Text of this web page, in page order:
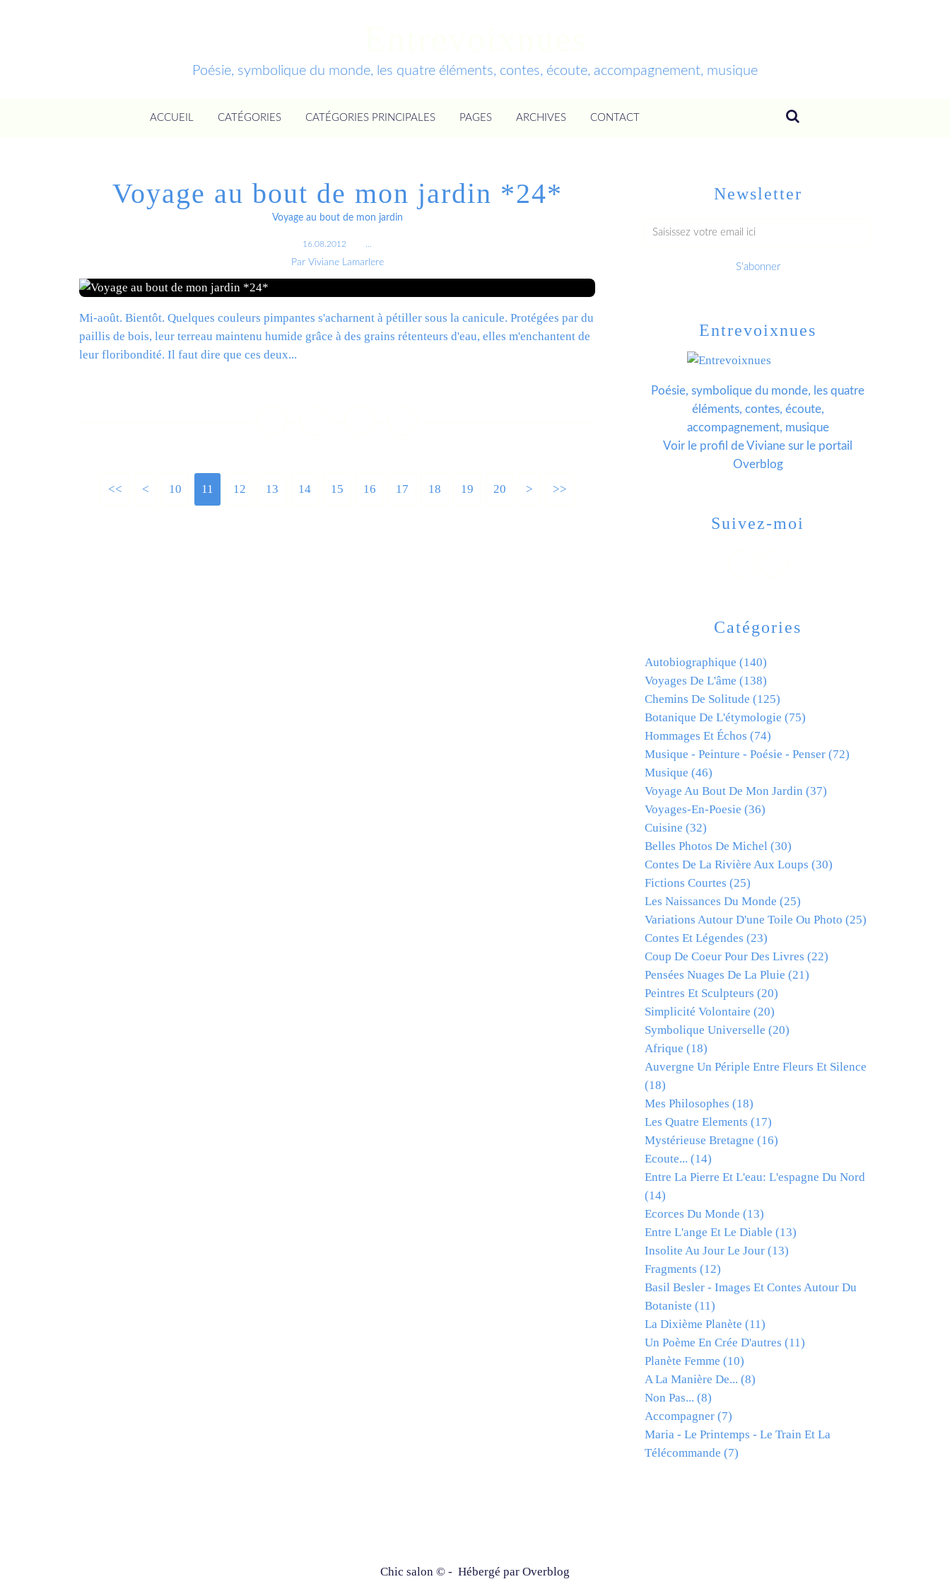
Poésie, symbolique du monde, les quatre éléments, contes, écoute, accompagnement, musique
ACCUEIL CATÉGORIES CATÉGORIES PRINCIPALES PAGES ARCHIVES CONTACT
Voyage au bout de mon jardin *24*
Voyage au bout de mon jardin
16.08.2012
Par Viviane Lamarlere
Mi-août. Bientôt. Quelques couleurs pimpantes s'acharnent à pétiller sous la canicule. Protégées par du
paillis de bois, leur terreau maintenu humide grâce à des grains rétenteurs d'eau, elles m'enchantent de
leur floribondité. Il faut dire que ces deux...
<< < 10 11 12 13 14 15 16 17 18 19 20 > >>
Newsletter
Catégories
Autobiographique (140)
Voyages De L'âme (138)
Chemins De Solitude (125)
Botanique De L'étymologie (75)
Hommages Et Échos (74)
Musique - Peinture - Poésie - Penser (72)
Musique (46)
Voyage Au Bout De Mon Jardin (37)
Voyages-En-Poesie (36)
Cuisine (32)
Belles Photos De Michel (30)
Contes De La Rivière Aux Loups (30)
Fictions Courtes (25)
Les Naissances Du Monde (25)
Variations Autour D'une Toile Ou Photo (25)
Contes Et Légendes (23)
Coup De Coeur Pour Des Livres (22)
Pensées Nuages De La Pluie (21)
Peintres Et Sculpteurs (20)
Simplicité Volontaire (20)
Symbolique Universelle (20)
Afrique (18)
Auvergne Un Périple Entre Fleurs Et Silence
(18)
Mes Philosophes (18)
Les Quatre Elements (17)
Mystérieuse Bretagne (16)
Ecoute... (14)
Entre La Pierre Et L'eau: L'espagne Du Nord
(14)
Ecorces Du Monde (13)
Entre L'ange Et Le Diable (13)
Insolite Au Jour Le Jour (13)
Fragments (12)
Basil Besler - Images Et Contes Autour Du
Botaniste (11)
La Dixième Planète (11)
Un Poème En Crée D'autres (11)
Planète Femme (10)
A La Manière De... (8)
Non Pas... (8)
Accompagner (7)
Maria - Le Printemps - Le Train Et La
Télécommande (7)
Entrevoixnues
Poésie, symbolique du monde, les quatre
éléments, contes, écoute,
accompagnement, musique
Voir le profil deViviane sur le portail
Overblog
Suivez-moi
Chic salon © - Hébergé par Overblog